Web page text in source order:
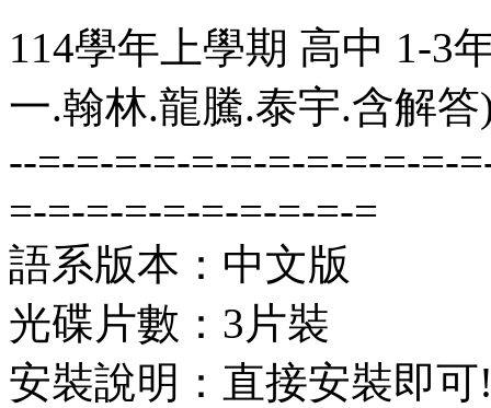
114學年上學期 高中 1-3
一.翰林.龍騰.泰宇.含解
--=-=-=-=-=-=-=-=-=-=-=-
=-=-=-=-=-=-=-=-=-=
語系版本：中文版
光碟片數：3片裝
安裝說明：直接安裝即可